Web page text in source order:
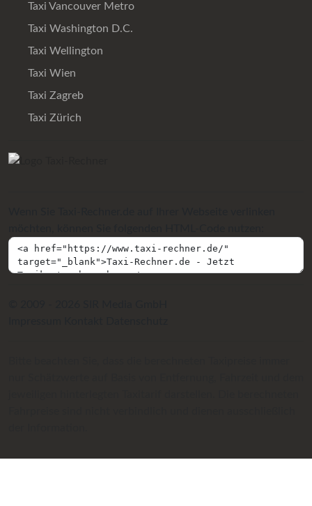
Taxi Vancouver Metro
Taxi Washington D.C.
Taxi Wellington
Taxi Wien
Taxi Zagreb
Taxi Zürich